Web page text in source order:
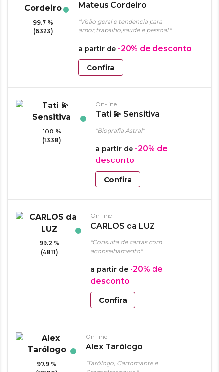
99.7 %
(6323)
Mateus Cordeiro
"Visão geral e tendencia para
amor,trabalho,saude e pessoal."
a partir de -20% de desconto
Confira
100 %
(1338)
On-line
Tati 💫 Sensitiva
"Biografia Astral"
a partir de -20% de
desconto
Confira
99.2 %
(4811)
On-line
CARLOS da LUZ
"Consulta de cartas com
aconselhamento"
a partir de -20% de
desconto
Confira
97.9 %
On-line
Alex Tarólogo
"Tarólogo, Cartomante e